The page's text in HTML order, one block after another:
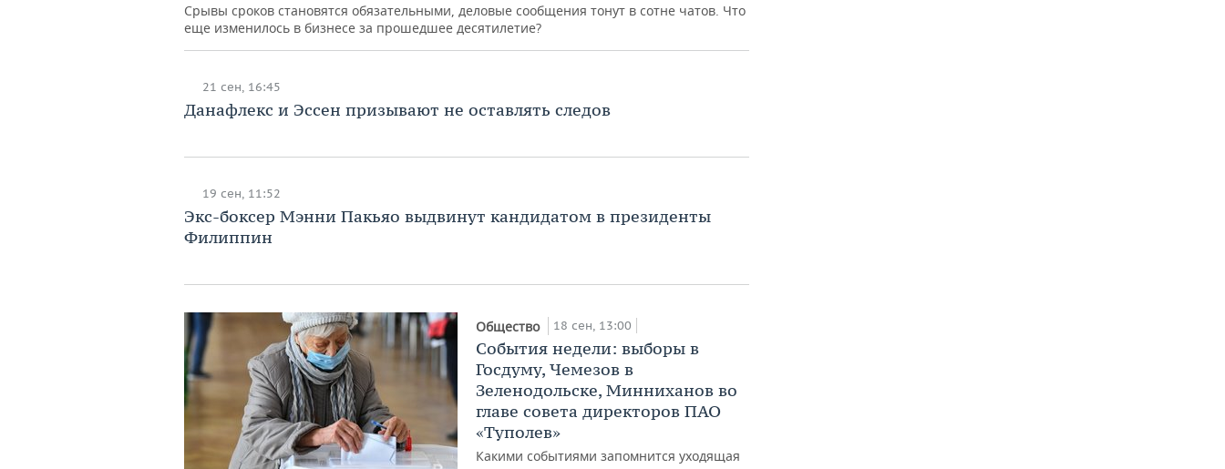
Срывы сроков становятся обязательными, деловые сообщения тонут в сотне чатов. Что
еще изменилось в бизнесе за прошедшее десятилетие?
21 сен, 16:45
Данафлекс и Эссен призывают не оставлять следов
19 сен, 11:52
Экс-боксер Мэнни Пакьяо выдвинут кандидатом в президенты
Филиппин
Общество 18 сен, 13:00
События недели: выборы в
Госдуму, Чемезов в
Зеленодольске, Минниханов во
главе совета директоров ПАО
«Туполев»
Какими событиями запомнится уходящая